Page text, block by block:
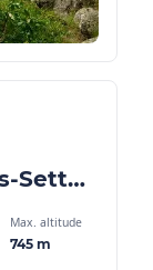
Etape 4 - Montsauche-les-Settons / Anost - GMTC Gravel
Max. altitude
745 m